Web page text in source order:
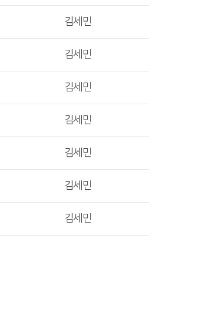
김세민
김세민
김세민
김세민
김세민
김세민
김세민